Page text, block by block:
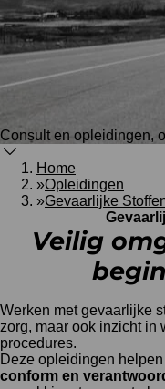
Consult en opleidingen,
Home
»Opleidingen
»Gevaarlijke
Veilig
Werken met gevaarlijke
zorg, maar ook inzicht in
procedures.
Deze opleidingen
conform en